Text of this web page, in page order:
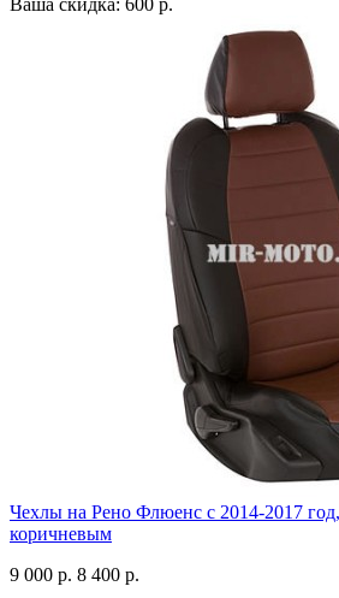
Чехлы на Рено Флюенс с 2014-2017
коричневым
9 000 р. 8 400 р.